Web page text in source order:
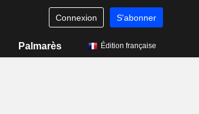
Connexion S'abonner
Palmarès Édition française